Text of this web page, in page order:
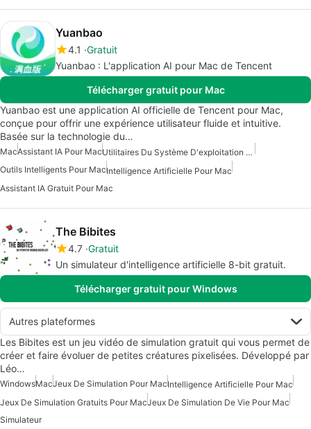
Yuanbao
4.1 Gratuit
Yuanbao : L'application AI pour Mac de Tencent
Télécharger gratuit pour Mac
Yuanbao est une application AI officielle de Tencent pour Mac,
conçue pour offrir une expérience utilisateur fluide et intuitive.
Basée sur la technologie du…
MacAssistant IA Pour Mac
Utilitaires Du Système D'exploitation Pour Mac
Outils Intelligents Pour MacIntelligence Artificielle Pour Mac
Assistant IA Gratuit Pour Mac
The Bibites
4.7 Gratuit
Un simulateur d'intelligence artificielle 8-bit gratuit.
Télécharger gratuit pour Windows
Autres plateformes
Les Bibites est un jeu vidéo de simulation gratuit qui vous permet de
créer et faire évoluer de petites créatures pixelisées. Développé par
Léo…
WindowsMacJeux De Simulation Pour MacIntelligence Artificielle Pour Mac
Jeux De Simulation Gratuits Pour MacJeux De Simulation De Vie Pour Mac
Simulateur